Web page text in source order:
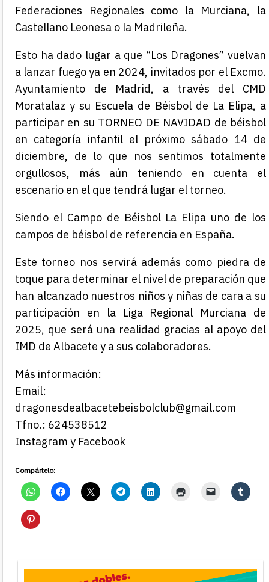
Federaciones Regionales como la Murciana, la
Castellano Leonesa o la Madrileña.
Esto ha dado lugar a que “Los Dragones” vuelvan
a lanzar fuego ya en 2024, invitados por el Excmo.
Ayuntamiento de Madrid, a través del CMD
Moratalaz y su Escuela de Béisbol de La Elipa, a
participar en su TORNEO DE NAVIDAD de béisbol
en categoría infantil el próximo sábado 14 de
diciembre, de lo que nos sentimos totalmente
orgullosos, más aún teniendo en cuenta el
escenario en el que tendrá lugar el torneo.
Siendo el Campo de Béisbol La Elipa uno de los
campos de béisbol de referencia en España.
Este torneo nos servirá además como piedra de
toque para determinar el nivel de preparación que
han alcanzado nuestros niños y niñas de cara a su
participación en la Liga Regional Murciana de
2025, que será una realidad gracias al apoyo del
IMD de Albacete y a sus colaboradores.
Más información:
Email:
dragonesdealbacetebeisbolclub@gmail.com
Tfno.: 624538512
Instagram y Facebook
Compártelo: